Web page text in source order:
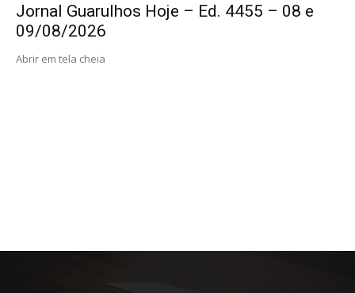
Jornal Guarulhos Hoje – Ed. 4455 – 08 e
09/08/2026
Abrir em tela cheia